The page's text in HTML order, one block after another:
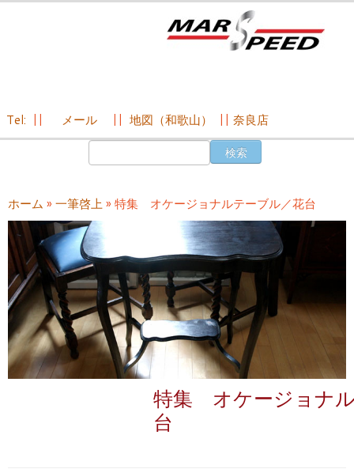
ン
ツ
へ
ス
ッ
プ
Tel: メール 地図（和歌山） 奈良店
ホーム » 一筆啓上» 特集 オケージョナルテーブル／花台
特集 オケージョナ
台